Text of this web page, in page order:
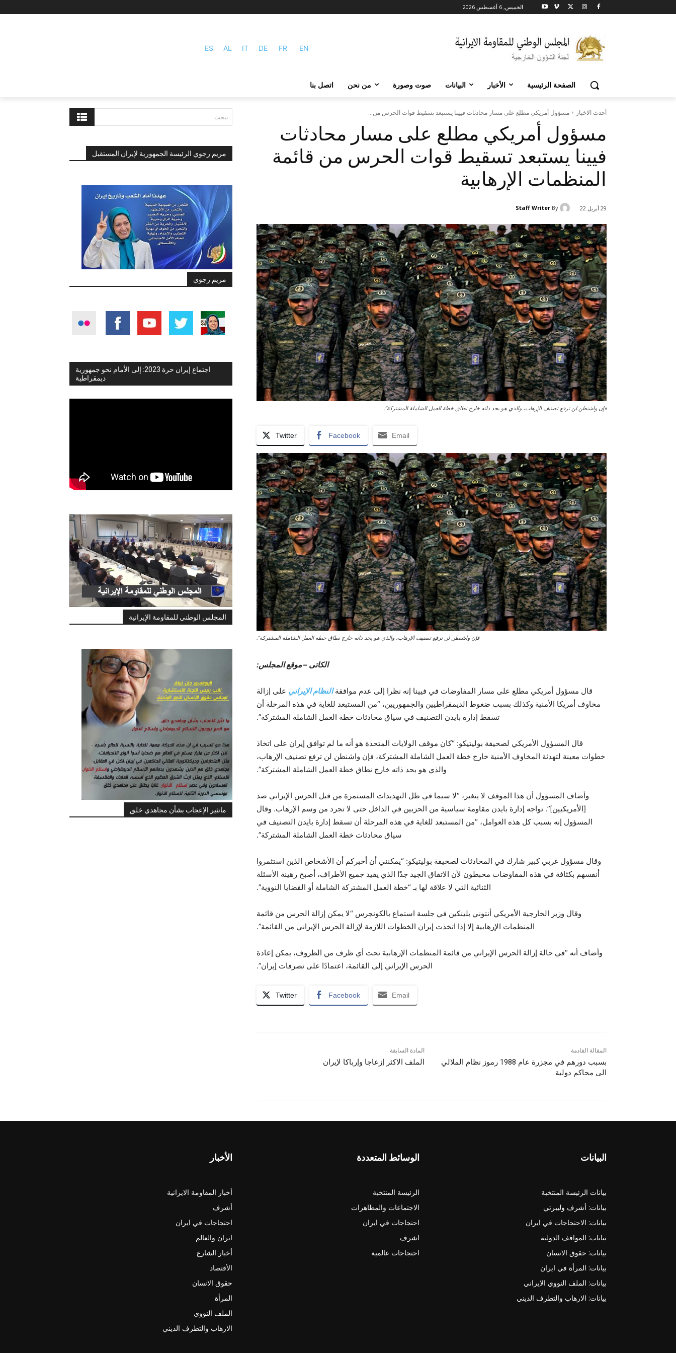
الخميس, 6 أغسطس 2026
ES AL IT DE FR EN
الصفحة الرئيسية الأخبار البيانات صوت وصورة من نحن اتصل بنا
يبحث
مريم رجوي الرئيسة الجمهورية لإيران المستقبل
مريم رجوي
اجتماع إيران حرة 2023: إلى الأمام نحو جمهورية
ديمقراطية
المجلس الوطني للمقاومة الإيرانية
ماتثير الإعجاب بشأن مجاهدي خلق
أحدث الاخبار مسؤول أمريكي مطلع على مسار محادثات فیینا یستبعد تسقیط قوات الحرس من...
مسؤول أمريكي مطلع على مسار محادثات
فیینا یستبعد تسقیط قوات الحرس من قائمة
المنظمات الإرهابية
29 أبريل 22 By
Staff Writer
فإن واشنطن لن ترفع تصنيف الإرهاب، والذي هو بحد ذاته خارج نطاق خطة العمل الشاملة المشتركة”.
Twitter Facebook Email
فإن واشنطن لن ترفع تصنيف الإرهاب، والذي هو بحد ذاته خارج نطاق خطة العمل الشاملة المشتركة”.
الکاتی – موقع المجلس:
قال مسؤول أمريكي مطلع على مسار المفاوضات في فيينا إنه نظرا إلى عدم موافقةالنظام الإيراني على إزالة
مخاوف أمريكا الأمنية وكذلك بسبب ضغوط الديمقراطيين والجمهوريين، “من المستبعد للغاية في هذه المرحلة أن
تسقط إدارة بايدن التصنيف في سياق محادثات خطة العمل الشاملة المشتركة”.
قال المسؤول الأمريكي لصحيفة بوليتيكو: “كان موقف الولايات المتحدة هو أنه ما لم توافق إيران على اتخاذ
خطوات معينة لتهدئة المخاوف الأمنية خارج خطة العمل الشاملة المشتركة، فإن واشنطن لن ترفع تصنيف الإرهاب،
والذي هو بحد ذاته خارج نطاق خطة العمل الشاملة المشتركة”.
وأضاف المسؤول أن هذا الموقف لا يتغير، “لا سيما في ظل التهديدات المستمرة من قبل الحرس الإيراني ضد
[الأمريكيين]”. تواجه إدارة بايدن مقاومة سياسية من الحزبين في الداخل حتى لا تجرد من وسم الإرهاب. وقال
المسؤول إنه بسبب كل هذه العوامل، “من المستبعد للغاية في هذه المرحلة أن تسقط إدارة بايدن التصنيف في
سياق محادثات خطة العمل الشاملة المشتركة”.
وقال مسؤول غربي كبير شارك في المحادثات لصحيفة بوليتيكو: “يمكنني أن أخبركم أن الأشخاص الذين استثمروا
أنفسهم بكثافة في هذه المفاوضات محبطون لأن الاتفاق الجيد جدًا الذي يفيد جميع الأطراف، أصبح رهينة الأسئلة
الثنائية التي لا علاقة لها بـ “خطة العمل المشتركة الشاملة أو القضايا النووية”.
وقال وزير الخارجية الأمريكي أنتوني بلينكين في جلسة استماع بالكونجرس “لا يمكن إزالة الحرس من قائمة
المنظمات الإرهابية إلا إذا اتخذت إيران الخطوات اللازمة لإزالة الحرس الإيراني من القائمة”.
وأضاف أنه “في حالة إزالة الحرس الإيراني من قائمة المنظمات الإرهابية تحت أي ظرف من الظروف، يمكن إعادة
الحرس الإيراني إلى القائمة، اعتمادًا على تصرفات إيران”.
Twitter Facebook Email
المادة السابقة
الملف الاکثر إزعاجا وإرباکا لإيران
المقالة القادمة
بسبب دورهم في مجزرة عام 1988 رموز نظام الملالي
الى محاكم دولية
الأخبار
أخبار المقاومة الايرانية
أشرف
احتجاجات في ايران
ايران والعالم
أخبار الشارع
الأقتصاد
حقوق الانسان
المرأة
الملف النووي
الارهاب والتطرف الديني
الوسائط المتعددة
الرئيسة المنتخبة
الاجتماعات والمظاهرات
احتجاجات في ايران
اشرف
احتجاجات عالمية
البيانات
بيانات الرئيسة المنتخبة
بيانات: أشرف وليبرتي
بيانات: الاحتجاجات في ايران
بيانات: المواقف الدولية
بيانات: حقوق الانسان
بيانات: المرأة في ايران
بيانات: الملف النووي الايراني
بيانات: الارهاب والتطرف الديني